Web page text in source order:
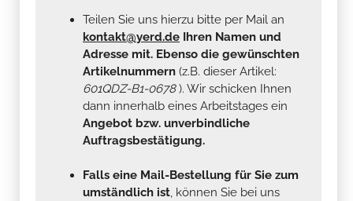
Teilen Sie uns hierzu bitte per Mail an
kontakt@yerd.de Ihren Namen und
Adresse mit. Ebenso die gewünschten
Artikelnummern (z.B. dieser Artikel:
601QDZ-B1-0678). Wir schicken Ihnen
dann innerhalb eines Arbeitstages ein
Angebot bzw. unverbindliche
Auftragsbestätigung.
Falls eine Mail-Bestellung für Sie zum
umständlich ist, können Sie bei uns